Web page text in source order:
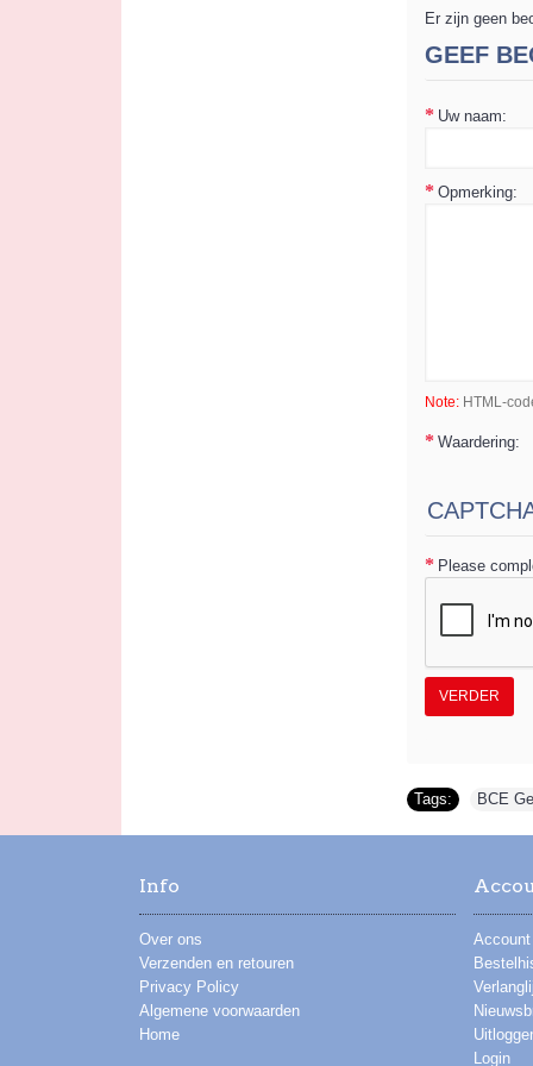
Er zijn geen
GEEF
Uw naam:
Opmerking:
Note: HTML-
Waardering:
Please
VERDER
Tags: BCE
Info
Over ons
Verzenden en retouren
Privacy Policy
Algemene voorwaarden
Home
Account
Login